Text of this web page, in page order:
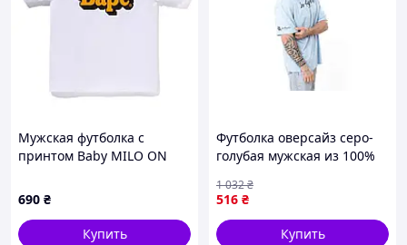
Мужская футболка с
принтом Baby MILO ON
690 ₴
Купить
Футболка оверсайз серо-
голубая мужская из 100%
ношения и комфортного
стиля
516 ₴
1 032₴
Купить